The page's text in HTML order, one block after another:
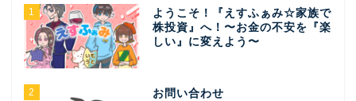
1
ようこそ！『えすふぁみ☆家族で
株投資』へ！〜お金の不安を『楽
しい』に変えよう〜
2 お問い合わせ